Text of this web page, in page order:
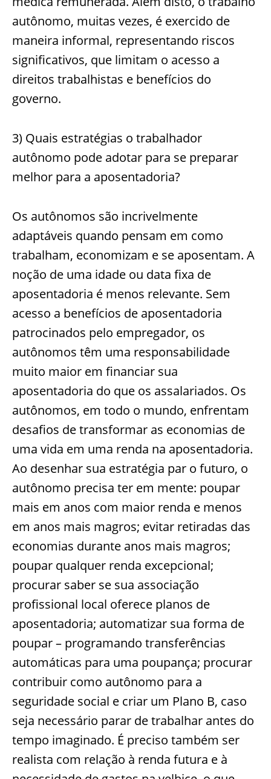
autônomo, muitas vezes, é exercido de
maneira informal, representando riscos
significativos, que limitam o acesso a
direitos trabalhistas e benefícios do
governo.
3) Quais estratégias o trabalhador
autônomo pode adotar para se preparar
melhor para a aposentadoria?
Os autônomos são incrivelmente
adaptáveis quando pensam em como
trabalham, economizam e se aposentam. A
noção de uma idade ou data fixa de
aposentadoria é menos relevante. Sem
acesso a benefícios de aposentadoria
patrocinados pelo empregador, os
autônomos têm uma responsabilidade
muito maior em financiar sua
aposentadoria do que os assalariados. Os
autônomos, em todo o mundo, enfrentam
desafios de transformar as economias de
uma vida em uma renda na aposentadoria.
Ao desenhar sua estratégia par o futuro, o
autônomo precisa ter em mente: poupar
mais em anos com maior renda e menos
em anos mais magros; evitar retiradas das
economias durante anos mais magros;
poupar qualquer renda excepcional;
procurar saber se sua associação
profissional local oferece planos de
aposentadoria; automatizar sua forma de
poupar – programando transferências
automáticas para uma poupança; procurar
contribuir como autônomo para a
seguridade social e criar um Plano B, caso
seja necessário parar de trabalhar antes do
tempo imaginado. É preciso também ser
realista com relação à renda futura e à